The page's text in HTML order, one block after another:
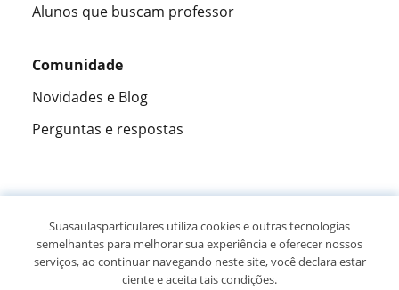
Alunos que buscam professor
Comunidade
Novidades e Blog
Perguntas e respostas
305826opiniões de alunos
Suasaulasparticulares utiliza cookies e outras tecnologias
semelhantes para melhorar sua experiência e oferecer nossos
serviços, ao continuar navegando neste site, você declara estar
ciente e aceita tais condições.